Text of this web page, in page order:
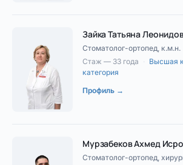
Зайка Татьяна
Стоматолог-ортопед, к.м.н.
Стаж — 33 года · Высшая
категория
Профиль →
Мурзабеков Ахмед
Стоматолог-ортопед,